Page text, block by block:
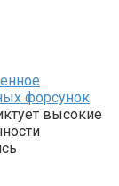
форсунок
высокие